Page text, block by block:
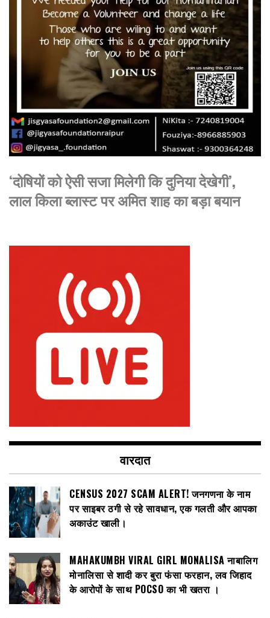
‘दोषियों को ऐसी सजा मिलेगी कि दुनिया देखेगी’,
लाल किला ब्लास्ट पर अमित शाह का बड़ा बयान
वारदात
CENSUS 2027 SCAM ALERT! जनगणना के नाम
पर साइबर ठगी से रहे सावधान, एक गलती और आपका
अकाउंट खाली।
MAHAKUMBH VIRAL GIRL MONALISA नाबालिग
मोनालिसा से शादी कर बुरा फंसा फरहान, लव जिहाद
के आरोपों के साथ POCSO का भी खतरा ।